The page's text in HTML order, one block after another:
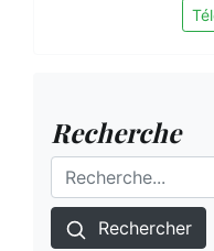
Recherche
Rechercher